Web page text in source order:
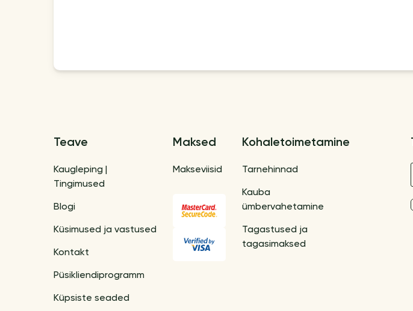
Teave
Kaugleping |
Tingimused
Blogi
Küsimused ja vastused
Kontakt
Püsikliendiprogramm
Küpsiste seaded
Maksed
Makseviisid
Kohaletoimetamine
Tarnehinnad
Kauba
ümbervahetamine
Tagastused ja
tagasimaksed